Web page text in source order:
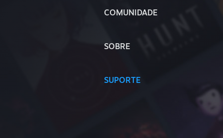
COMUNIDADE
SOBRE
SUPORTE